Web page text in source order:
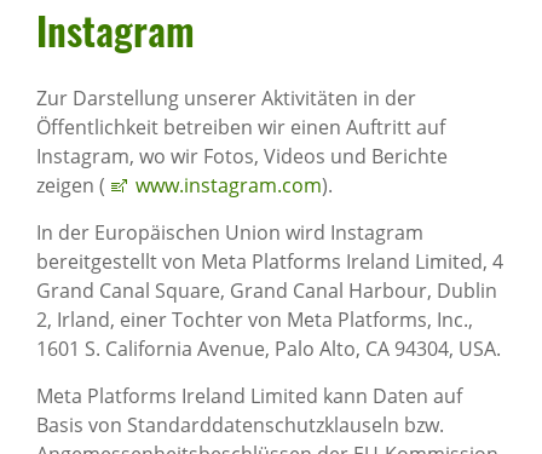
Insta­gram
Zur Darstellung unserer Aktivitäten in der
Öffentlichkeit betreiben wir einen Auftritt auf
Instagram, wo wir Fotos, Videos und Berichte
zeigen (
www.instagram.com).
In der Europäischen Union wird Instagram
bereitgestellt von Meta Platforms Ireland Limited, 4
Grand Canal Square, Grand Canal Harbour, Dublin
2, Irland, einer Tochter von Meta Platforms, Inc.,
1601 S. California Avenue, Palo Alto, CA 94304, USA.
Meta Platforms Ireland Limited kann Daten auf
Basis von Standarddatenschutzklauseln bzw.